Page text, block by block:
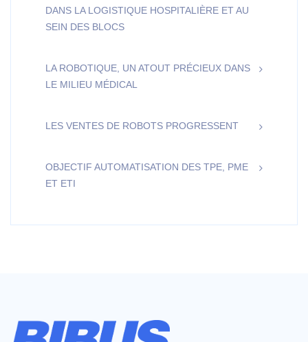
DANS LA LOGISTIQUE HOSPITALIÈRE ET AU
SEIN DES BLOCS
LA ROBOTIQUE, UN ATOUT PRÉCIEUX DANS
LE MILIEU MÉDICAL
LES VENTES DE ROBOTS PROGRESSENT
OBJECTIF AUTOMATISATION DES TPE, PME
ET ETI